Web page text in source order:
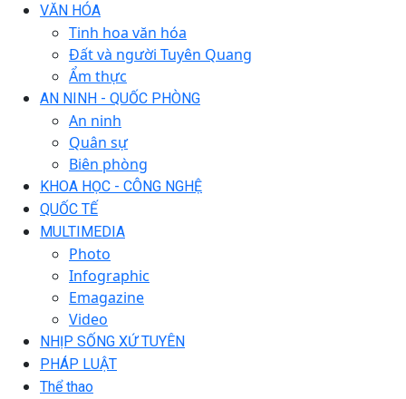
VĂN HÓA
Tinh hoa văn hóa
Đất và người Tuyên Quang
Ẩm thực
AN NINH - QUỐC PHÒNG
An ninh
Quân sự
Biên phòng
KHOA HỌC - CÔNG NGHỆ
QUỐC TẾ
MULTIMEDIA
Photo
Infographic
Emagazine
Video
NHỊP SỐNG XỨ TUYÊN
PHÁP LUẬT
Thể thao